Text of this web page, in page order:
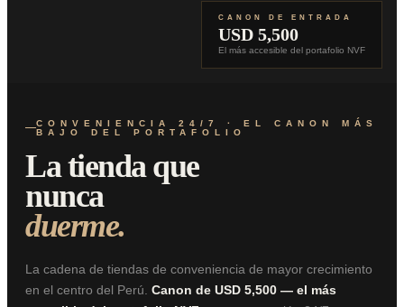
CONVENIENCIA 24/7 · EL CANON MÁS
BAJO DEL PORTAFOLIO
La tienda que
nunca
duerme.
La cadena de tiendas de conveniencia de mayor crecimiento
en el centro del Perú. Canon de USD 5,500 — el más
CANON DE ENTRADA
USD 5,500
El más accesible del portafolio NVF